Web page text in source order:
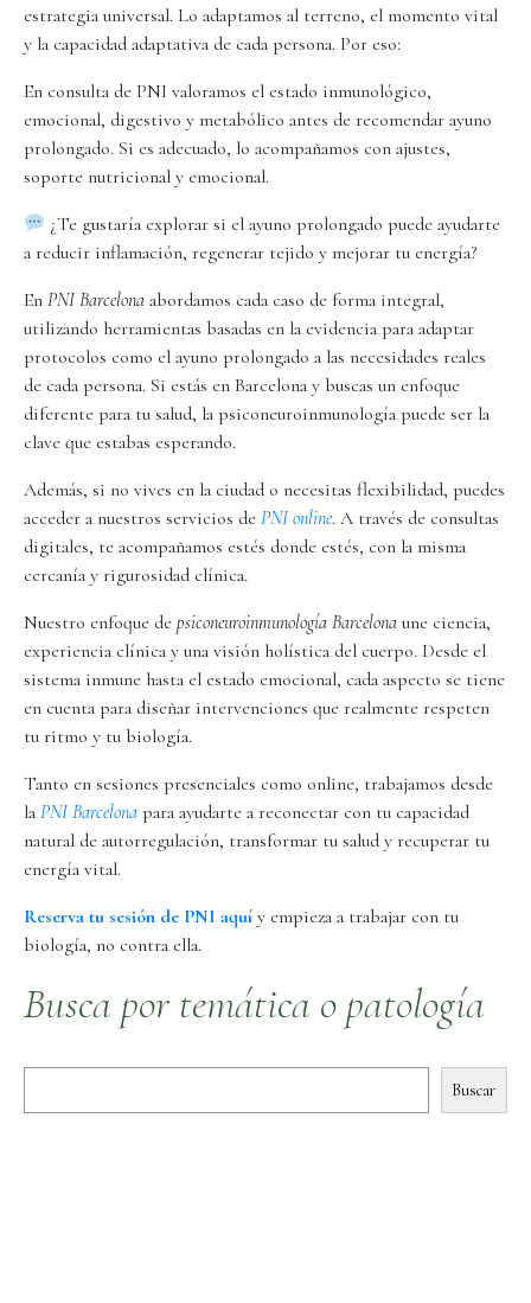
estrategia universal. Lo adaptamos al terreno, el momento vital
y la capacidad adaptativa de cada persona. Por eso:
En consulta de PNI valoramos el estado inmunológico,
emocional, digestivo y metabólico antes de recomendar ayuno
prolongado. Si es adecuado, lo acompañamos con ajustes,
soporte nutricional y emocional.
¿Te gustaría explorar si el ayuno prolongado puede ayudarte
a reducir inflamación, regenerar tejido y mejorar tu energía?
En PNI Barcelona abordamos cada caso de forma integral,
utilizando herramientas basadas en la evidencia para adaptar
protocolos como el ayuno prolongado a las necesidades reales
de cada persona. Si estás en Barcelona y buscas un enfoque
diferente para tu salud, la psiconeuroinmunología puede ser la
clave que estabas esperando.
Además, si no vives en la ciudad o necesitas flexibilidad, puedes
acceder a nuestros servicios de PNI online. A través de consultas
digitales, te acompañamos estés donde estés, con la misma
cercanía y rigurosidad clínica.
Nuestro enfoque de psiconeuroinmunología Barcelona une ciencia,
experiencia clínica y una visión holística del cuerpo. Desde el
sistema inmune hasta el estado emocional, cada aspecto se tiene
en cuenta para diseñar intervenciones que realmente respeten
tu ritmo y tu biología.
Tanto en sesiones presenciales como online, trabajamos desde
la PNI Barcelona para ayudarte a reconectar con tu capacidad
natural de autorregulación, transformar tu salud y recuperar tu
energía vital.
Reserva tu sesión de PNI aquí y empieza a trabajar con tu
biología, no contra ella.
Busca por temática o patología
Buscar